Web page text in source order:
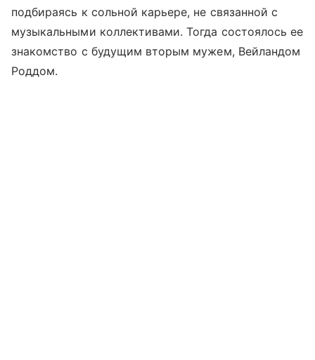
подбираясь к сольной карьере, не связанной с
музыкальными коллективами. Тогда состоялось ее
знакомство с будущим вторым мужем, Вейландом
Роддом.